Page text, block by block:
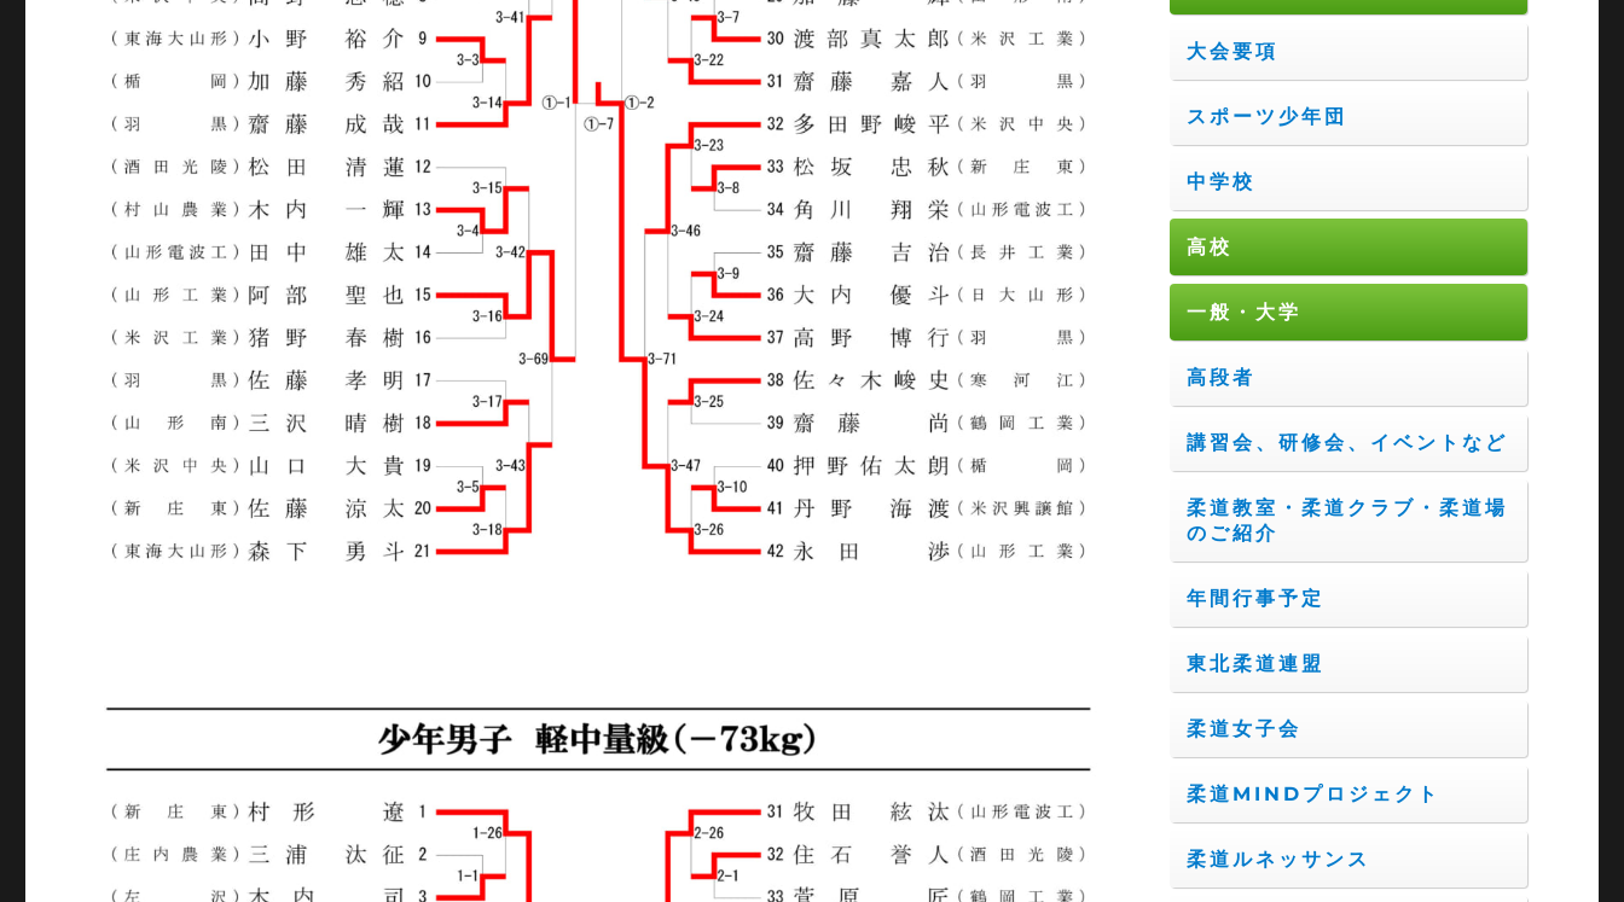
大会要項
スポーツ少年団
中学校
高校
一般・大学
高段者
講習会、研修会、イベントなど
柔道教室・柔道クラブ・柔道場
のご紹介
年間行事予定
東北柔道連盟
柔道女子会
柔道MINDプロジェクト
柔道ルネッサンス